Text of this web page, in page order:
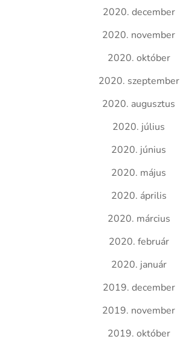
2020. december
2020. november
2020. október
2020. szeptember
2020. augusztus
2020. július
2020. június
2020. május
2020. április
2020. március
2020. február
2020. január
2019. december
2019. november
2019. október